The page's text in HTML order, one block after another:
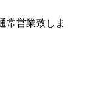
常営業致しま